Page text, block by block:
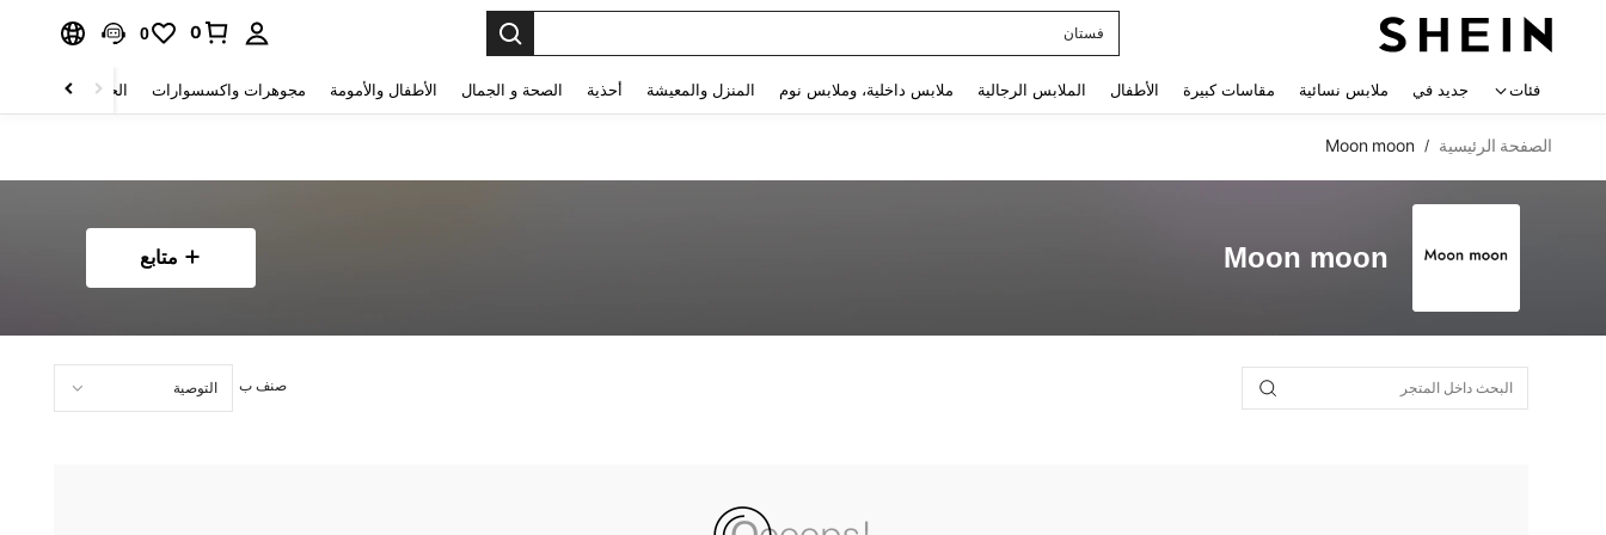
فستان
0
0
فئات جديد في ملابس نسائية مقاسات كبيرة الأطفال الملابس الرجالية ملابس داخلية، وملابس نوم المنزل والمعيشة أحذية الصحة و الجمال الأطفال والأمومة مجوهرات واكسسوارات الحقائب والأمتعة
الصفحة الرئيسية /
Moon moon
Moon moon متابع
صنف ب